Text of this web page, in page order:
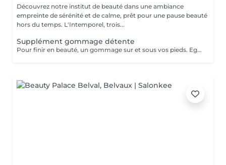
Découvrez notre institut de beauté dans une ambiance
empreinte de sérénité et de calme, prêt pour une pause beauté
hors du temps. L'Intemporel, trois...
Supplément gommage détente
Pour finir en beauté, un gommage sur et sous vos pieds. Egalement entre les orteils. Pour une meilleure pénétration de la crème pieds. Uniquement avec un service de beauté des pieds / pédicure effectué à l'institut le même jour.